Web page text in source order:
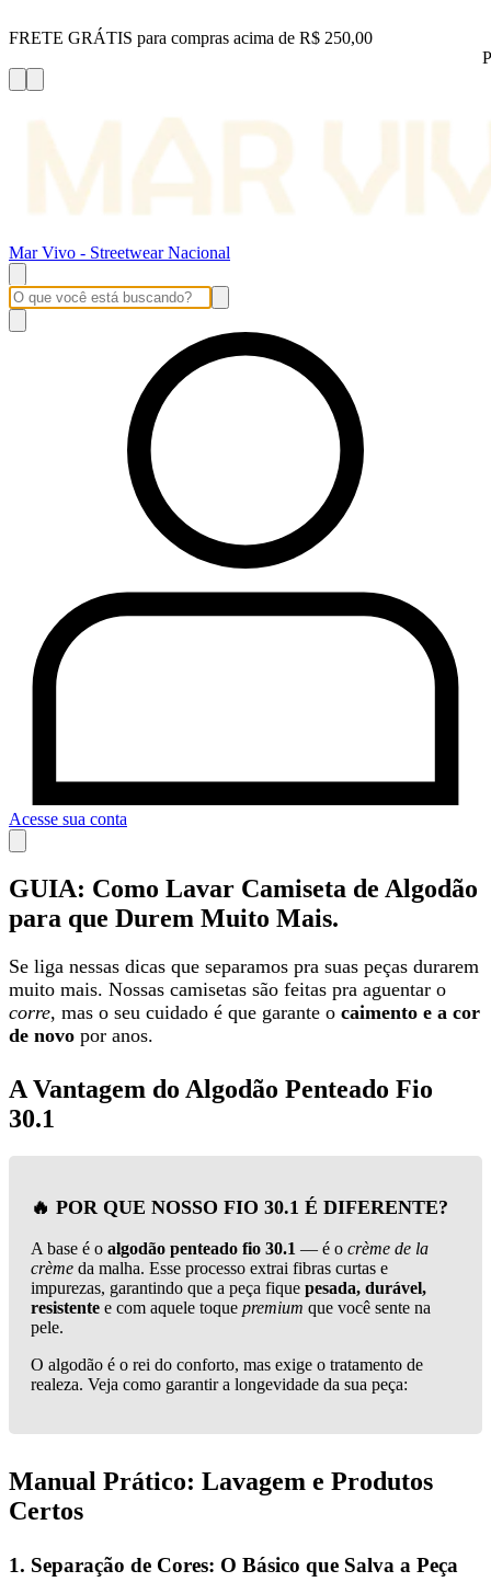
FRETE GRÁTIS para compras acima de R$ 250,00
Mar Vivo - Streetwear Nacional
Acesse sua conta
GUIA: Como Lavar Camiseta de Algodão
para que Durem Muito Mais.
Se liga nessas dicas que separamos pra suas peças durarem
muito mais. Nossas camisetas são feitas pra aguentar o
corre, mas o seu cuidado é que garante o caimento e a cor
de novo por anos.
A Vantagem do Algodão Penteado Fio
30.1
🔥 POR QUE NOSSO FIO 30.1 É DIFERENTE?
A base é o algodão penteado fio 30.1 — é o crème de la
crème da malha. Esse processo extrai fibras curtas e
impurezas, garantindo que a peça fique pesada, durável,
resistente e com aquele toque premium que você sente na
pele.
O algodão é o rei do conforto, mas exige o tratamento de
realeza. Veja como garantir a longevidade da sua peça:
Manual Prático: Lavagem e Produtos
Certos
1. Separação de Cores: O Básico que Salva a Peça